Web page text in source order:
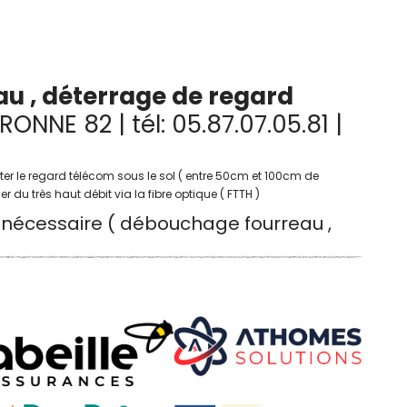
, déterrage de regard
82 | tél: 05.87.07.05.81 |
le regard télécom sous le sol ( entre 50cm et 100cm de
du très haut débit via la fibre optique ( FTTH )
( débouchage fourreau ,